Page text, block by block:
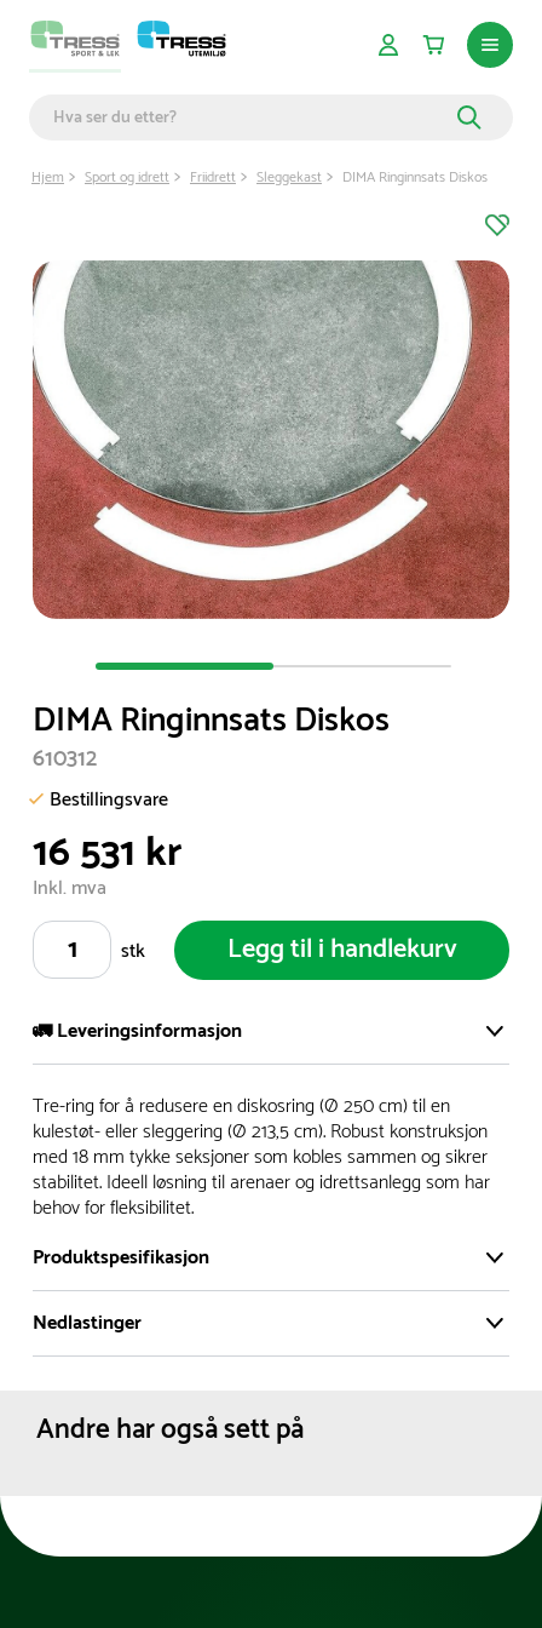
Hjem Sport og idrett Friidrett Sleggekast DIMA Ringinnsats Diskos
of
2
DIMA Ringinnsats Diskos
610312
Bestillingsvare
16 531 kr
Inkl. mva
stk
Legg til i handlekurv
🚛 Leveringsinformasjon
Vi har et stort og effektivt lager i Skanderborg, Danmark -
på ca. 6000 kvadratmeter, med mer enn 5000 produkter
klare for levering.
- Leveringstid på lagerførte varer er normalt 5-7 virkedager.
- Leveringstid på spesialvarer og bestillingsvarer vil variere.
Kontakt gjerne kundeservice for å få oppgitt forventet
leveringstid.
- I tilfeller hvor en vare er i rest, vil vår kundeservice
forventet leveringstid.
Tre-ring for å redusere en diskosring (Ø 250 cm) til en
kulestøt- eller sleggering (Ø 213,5 cm). Robust konstruksjon
med 18 mm tykke seksjoner som kobles sammen og sikrer
stabilitet. Ideell løsning til arenaer og idrettsanlegg som har
behov for fleksibilitet.
Produktspesifikasjon
Materiale:
Dimensjoner: Diameter :214 cm
Nedlastinger
Andre har også sett på